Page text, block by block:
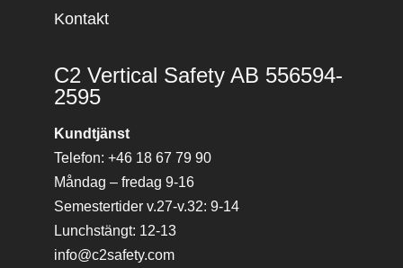
Kontakt
C2 Vertical Safety AB 556594-
2595
Kundtjänst
Telefon: +46 18 67 79 90
Måndag – fredag 9-16
Semestertider v.27-v.32: 9-14
Lunchstängt: 12-13
info@c2safety.com